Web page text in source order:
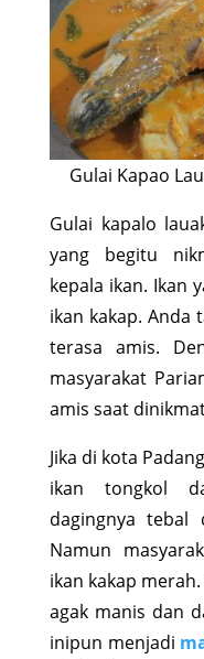
Gulai Kapao
Gulai kapalo
yang begitu
kepala ikan. Ikan
ikan kakap. Anda
terasa amis.
masyarakat
amis saat
Jika di kota
ikan tongkol
dagingnya tebal
Namun
ikan kakap
agak manis dan
inipun menjadi